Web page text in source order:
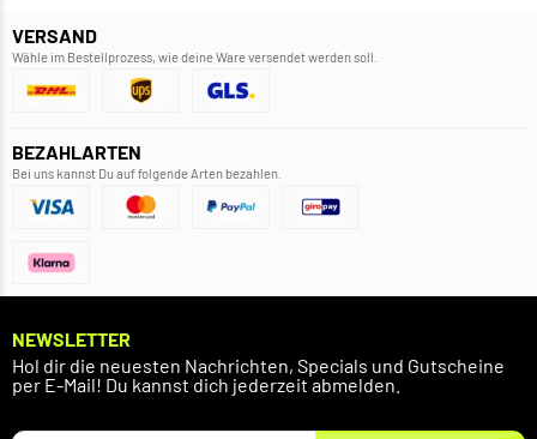
VERSAND
Wähle im Bestellprozess, wie deine Ware versendet werden soll.
BEZAHLARTEN
Bei uns kannst Du auf folgende Arten bezahlen.
NEWSLETTER
Hol dir die neuesten Nachrichten, Specials und Gutscheine
per E-Mail! Du kannst dich jederzeit abmelden.